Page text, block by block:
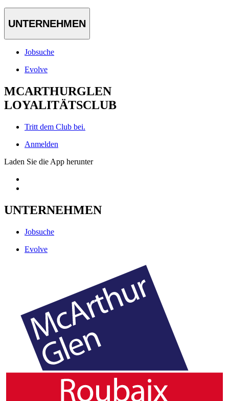
UNTERNEHMEN
Jobsuche
Evolve
MCARTHURGLEN
LOYALITÄTSCLUB
Tritt dem Club bei.
Anmelden
Laden Sie die App herunter
UNTERNEHMEN
Jobsuche
Evolve